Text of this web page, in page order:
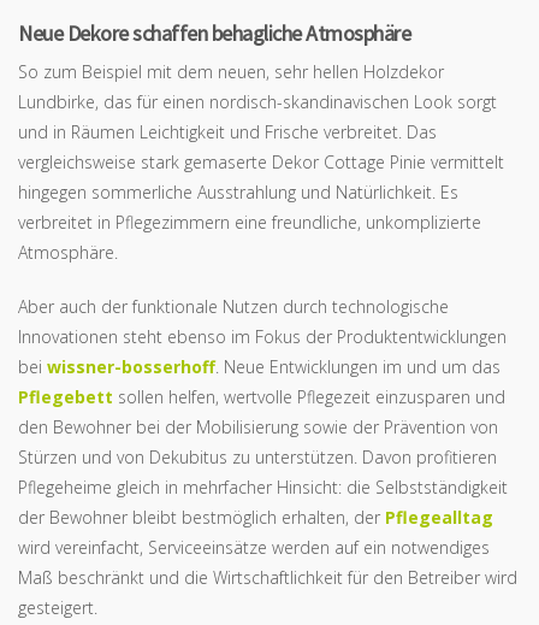
Neue Dekore schaffen behagliche Atmosphäre
So zum Beispiel mit dem neuen, sehr hellen Holzdekor
Lundbirke, das für einen nordisch-skandinavischen Look sorgt
und in Räumen Leichtigkeit und Frische verbreitet. Das
vergleichsweise stark gemaserte Dekor Cottage Pinie vermittelt
hingegen sommerliche Ausstrahlung und Natürlichkeit. Es
verbreitet in Pflegezimmern eine freundliche, unkomplizierte
Atmosphäre.
Aber auch der funktionale Nutzen durch technologische
Innovationen steht ebenso im Fokus der Produktentwicklungen
bei wissner-bosserhoff. Neue Entwicklungen im und um das
Pflegebett sollen helfen, wertvolle Pflegezeit einzusparen und
den Bewohner bei der Mobilisierung sowie der Prävention von
Stürzen und von Dekubitus zu unterstützen. Davon profitieren
Pflegeheime gleich in mehrfacher Hinsicht: die Selbstständigkeit
der Bewohner bleibt bestmöglich erhalten, der Pflegealltag
wird vereinfacht, Serviceeinsätze werden auf ein notwendiges
Maß beschränkt und die Wirtschaftlichkeit für den Betreiber wird
gesteigert.